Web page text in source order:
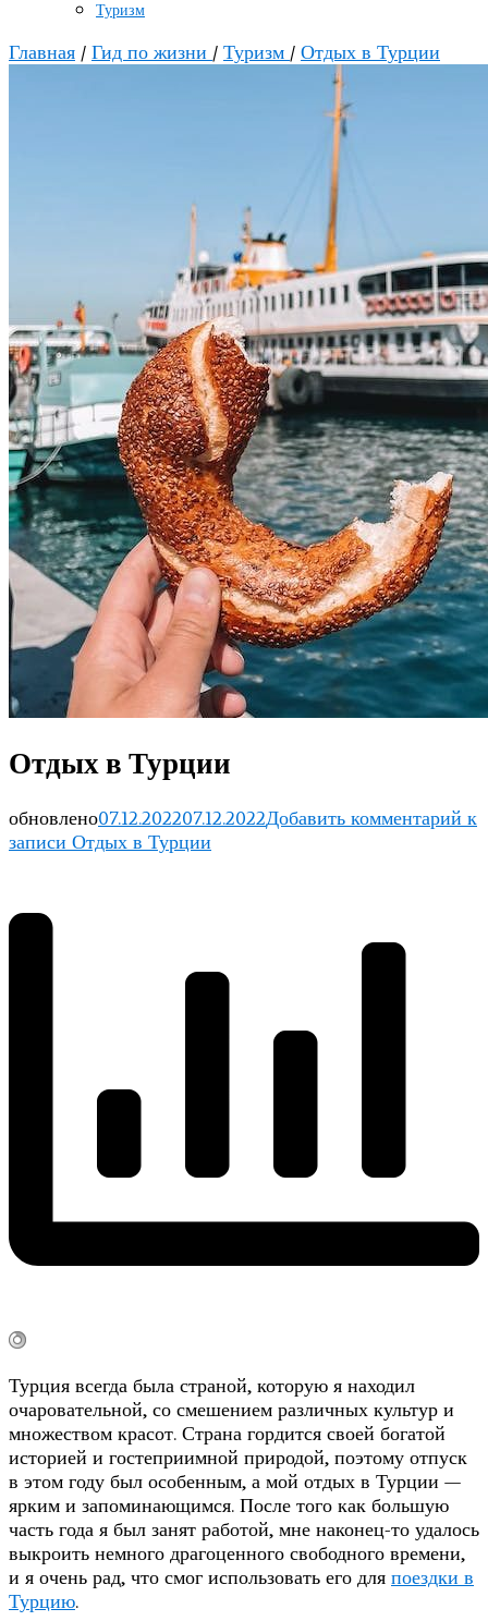
Туризм
Главная / Гид по жизни / Туризм / Отдых в Турции
Отдых в Турции
обновлено07.12.202207.12.2022Добавить комментарий к
записи Отдых в Турции
Турция всегда была страной, которую я находил
очаровательной, со смешением различных культур и
множеством красот. Страна гордится своей богатой
историей и гостеприимной природой, поэтому отпуск
в этом году был особенным, а мой отдых в Турции —
ярким и запоминающимся. После того как большую
часть года я был занят работой, мне наконец-то удалось
выкроить немного драгоценного свободного времени,
и я очень рад, что смог использовать его для поездки в
Турцию.